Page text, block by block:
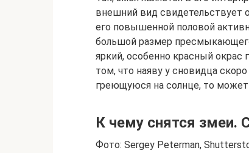
внешний вид свидетельствует
его повышенной половой
большой размер
яркий, особенно красный окрас
том, что наяву у сновидца
греющуюся на солнце, то
К чему снятся змеи.
Фото: Sergey Peterman,